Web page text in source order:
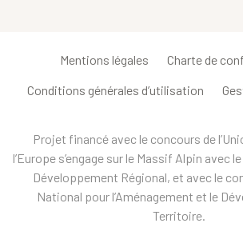
Mentions légales Charte de
Conditions générales d’utilisation
Projet financé avec le concours de
l’Europe s’engage sur le Massif Alpin avec
Développement Régional, et avec le
National pour l’Aménagement et le
Territoire.